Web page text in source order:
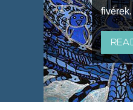
fivérek.